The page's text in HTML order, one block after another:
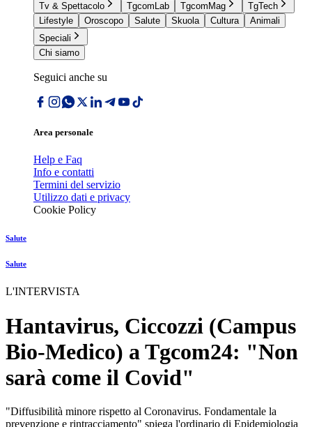
Tv & Spettacolo
TgcomLab TgcomMag
TgTech
Lifestyle
Oroscopo Salute Skuola Cultura
Animali
Speciali
Chi siamo
Seguici anche su
Area personale
Help e Faq
Info e contatti
Termini del servizio
Utilizzo dati e privacy
Cookie Policy
Salute
Salute
L'INTERVISTA
Hantavirus, Ciccozzi (Campus
Bio-Medico) a Tgcom24: "Non
sarà come il Covid"
"Diffusibilità minore rispetto al Coronavirus. Fondamentale la
prevenzione e rintracciamento" spiega l'ordinario di Epidemiologia